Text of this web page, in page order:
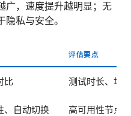
广，速度提升越明显；无
私与安全。
评估要点
比 测试时长、地
、自动切换 高可用性节点